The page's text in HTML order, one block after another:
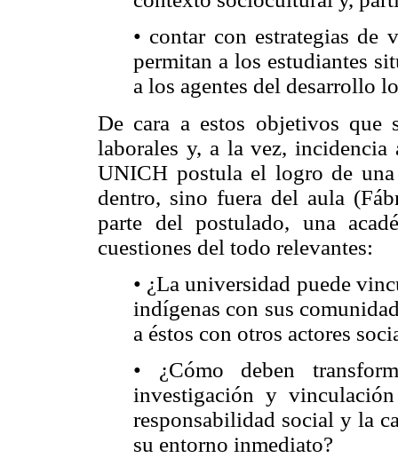
• contar con estrategias
permitan a los estudiantes
a los agentes del desarrollo
De cara a estos objetivos que
laborales y, a la vez,
UNICH postula el logro de
dentro, sino fuera del aula
parte del postulado, una
cuestiones del todo relevantes:
• ¿La universidad puede
indígenas con sus
a éstos con otros actores
• ¿Cómo deben
investigación y
responsabilidad social y la
su entorno inmediato?